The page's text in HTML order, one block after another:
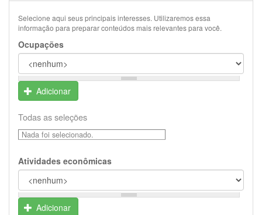
Selecione aqui seus principais interesses. Utilizaremos essa
informação para preparar conteúdos mais relevantes para você.
Ocupações
Adicionar
Todas as seleções
Nada foi selecionado.
Atividades econômicas
Adicionar